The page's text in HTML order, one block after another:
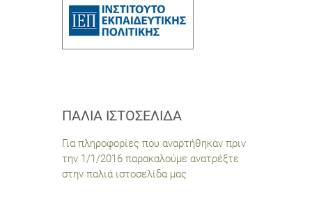
ΠΑΛΙΆ ΙΣΤΟΣΕΛΊΔΑ
Για πληροφορίες που αναρτήθηκαν πριν
την 1/1/2016 παρακαλούμε ανατρέξτε
στην παλιά ιστοσελίδα μας